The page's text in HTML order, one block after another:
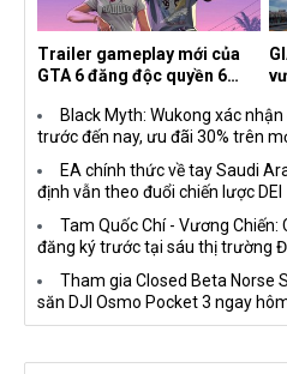
Trailer gameplay mới của
GTA 6 đăng độc quyền 6
đang quá tham?
Black Myth: Wukong xác
trước đến nay, ưu đãi 30% trên
EA chính thức về tay Saudi
định vẫn theo đuổi chiến lược DEI
Tam Quốc Chí - Vương
đăng ký trước tại sáu thị trường
Tham gia Closed Beta Norse
săn DJI Osmo Pocket 3 ngay